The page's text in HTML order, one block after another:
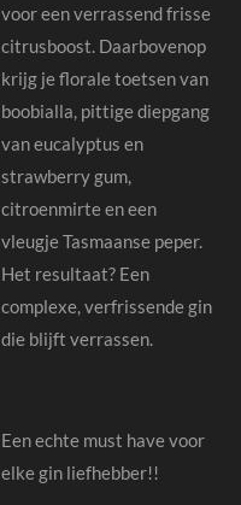
voor een verrassend frisse
citrusboost. Daarbovenop
krijg je florale toetsen van
boobialla, pittige diepgang
van eucalyptus en
strawberry gum,
citroenmirte en een
vleugje Tasmaanse peper.
Het resultaat? Een
complexe, verfrissende gin
die blijft verrassen.
Een echte must have voor
elke gin liefhebber!!